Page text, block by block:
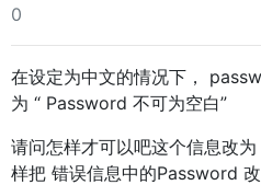
0
在设定为中文的情况下，
为 “ Password 不可为空白”
请问怎样才可以吧这个信息改
样把 错误信息中的Password 改